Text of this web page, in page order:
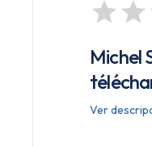
Michel
Ver